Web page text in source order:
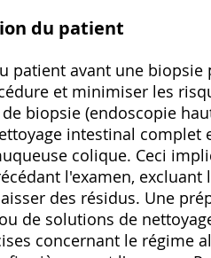
du patient
patient avant une
et minimiser les
biopsie (endoscopie
intestinal
colique. Ceci
l'examen‚
des résidus. Une
de solutions de
concernant le régime